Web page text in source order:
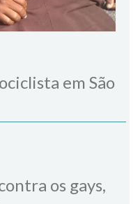
em São
os gays,